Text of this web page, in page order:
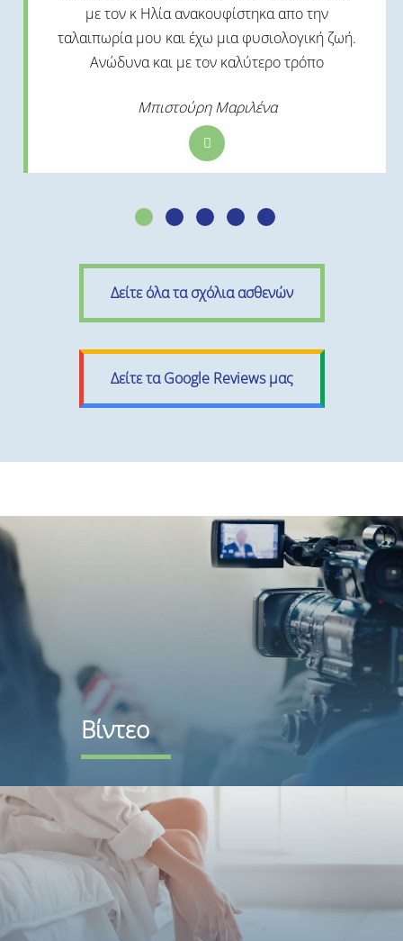
με τον κ Ηλία ανακουφίστηκα απο την
ταλαιπωρία μου και έχω μια φυσιολογική ζωή.
Ανώδυνα και με τον καλύτερο τρόπο
Μπιστούρη Μαριλένα
Δείτε όλα τα σχόλια ασθενών
Δείτε τα Google Reviews μας
Βίντεο